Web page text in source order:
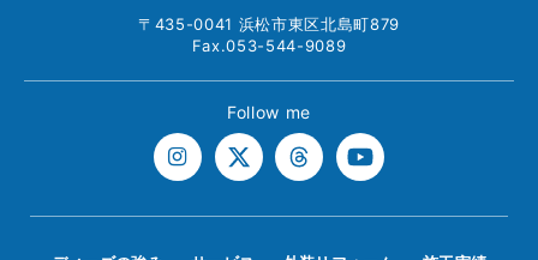
〒435-0041 浜松市東区北島町879
Fax.053-544-9089
Follow me